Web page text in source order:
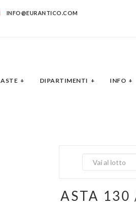
INFO@EURANTICO.COM
ASTE DIPARTIMENTI INFO
ASTA 130